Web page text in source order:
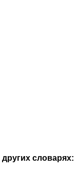
словарях: